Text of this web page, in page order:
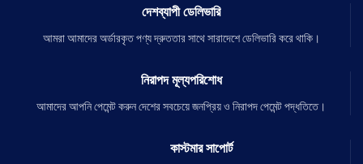
দেশব্যাপী ডেলিভারি
আমরা আমাদের অর্ডারকৃত পণ্য দ্রুততার সাথে সারাদেশে ডেলিভারি করে থাকি।
নিরাপদ মূল্যপরিশোধ
আমাদের আপনি পেমেন্ট করুন দেশের সবচেয়ে জনপ্রিয় ও নিরাপদ পেমেন্ট পদ্ধতিতে।
কাস্টমার সাপোর্ট